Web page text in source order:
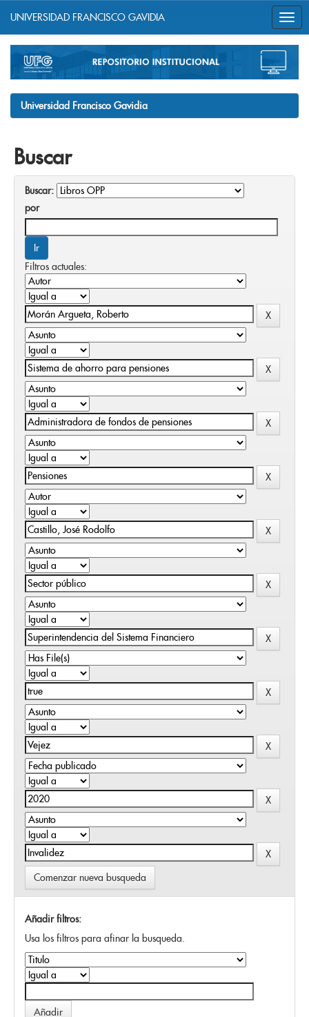
navigation
UNIVERSIDAD FRANCISCO GAVIDIA
Universidad Francisco Gavidia
Buscar
Buscar:
por
Filtros actuales:
Comenzar nueva busqueda
Añadir filtros:
Usa los filtros para afinar la busqueda.